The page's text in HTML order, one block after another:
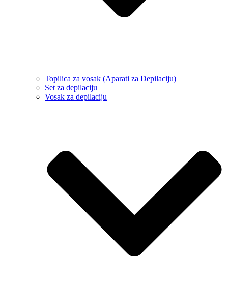
Topilica za vosak (Aparati za Depilaciju)
Set za depilaciju
Vosak za depilaciju